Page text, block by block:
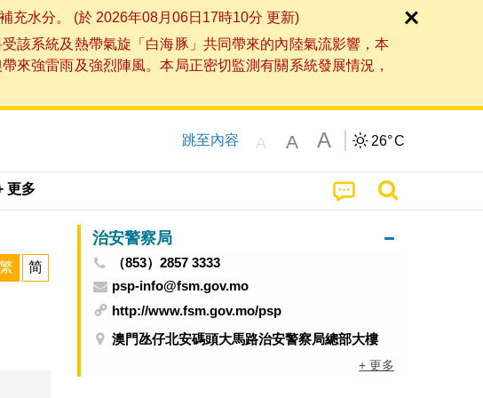
充水分。 (於 2026年08月06日17時10分 更新)
該系統及熱帶氣旋「白海豚」共同帶來的內陸氣流影響，本
來強雷雨及強烈陣風。本局正密切監測有關系統發展情況，
跳至內容 A A A 26°C
更多
繁 简
治安警察局
（853）2857 3333
psp-info@fsm.gov.mo
http://www.fsm.gov.mo/psp
澳門氹仔北安碼頭大馬路治安警察局總部大樓
+ 更多